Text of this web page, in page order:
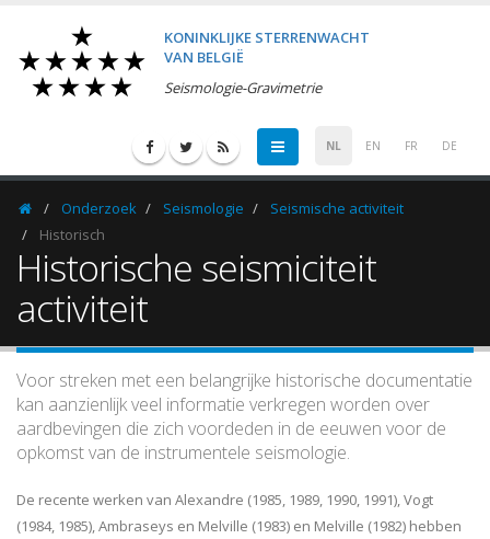
KONINKLIJKE STERRENWACHT
VAN BELGIË
Seismologie-Gravimetrie
NL EN FR DE
HomepageOnderzoek Seismologie
Seismische activiteit
Historisch
Historische seismiciteit
activiteit
Voor streken met een belangrijke historische documentatie
kan aanzienlijk veel informatie verkregen worden over
aardbevingen die zich voordeden in de eeuwen voor de
opkomst van de instrumentele seismologie.
De recente werken van Alexandre (1985, 1989, 1990, 1991), Vogt
(1984, 1985), Ambraseys en Melville (1983) en Melville (1982) hebben